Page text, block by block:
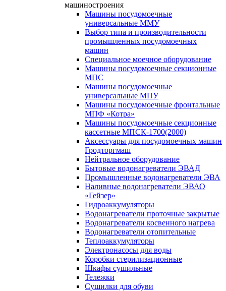
машиностроения
Машины посудомоечные
универсальные ММУ
Выбор типа и производительности
промышленных посудомоечных
машин
Специальное моечное оборудование
Машины посудомоечные секционные
МПС
Машины посудомоечные
универсальные МПУ
Машины посудомоечные фронтальные
МПФ «Котра»
Машины посудомоечные секционные
кассетные МПСК-1700(2000)
Аксессуары для посудомоечных машин
Гродторгмаш
Нейтральное оборудование
Бытовые водонагреватели ЭВАД
Промышленные водонагреватели ЭВА
Наливные водонагреватели ЭВАО
«Гейзер»
Гидроаккумуляторы
Водонагреватели проточные закрытые
Водонагреватели косвенного нагрева
Водонагреватели отопительные
Теплоаккумуляторы
Электронасосы для воды
Коробки стерилизационные
Шкафы сушильные
Тележки
Сушилки для обуви